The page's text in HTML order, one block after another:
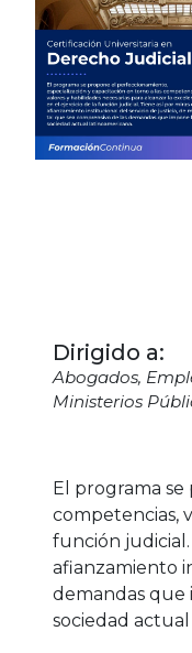
Dirigido a:
Abogados,
Ministerios
El programa
competencias,
función judicial.
afianzamiento
demandas que
sociedad